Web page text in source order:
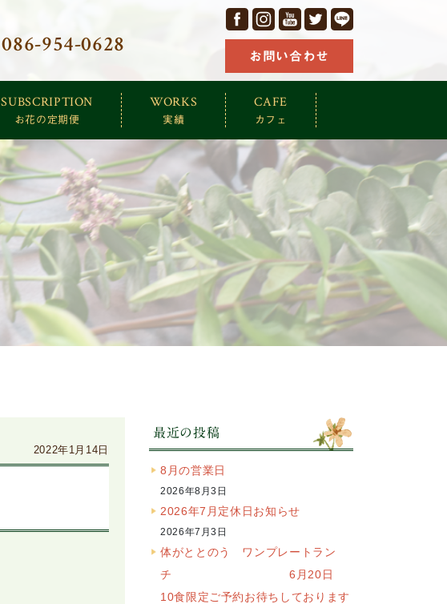
086-954-0628
facebookInstagram
YouTube
Twitter
お問い合わせ
SUBSCRIPTION
お花の定期便
WORKS
実績
CAFE
カフェ
2022年1月14日
最近の投稿
8月の営業日
2026年8月3日
2026年7月定休日お知らせ
2026年7月3日
体がととのう ワンプレートラン
チ 6月20日
10食限定ご予約お待ちしております